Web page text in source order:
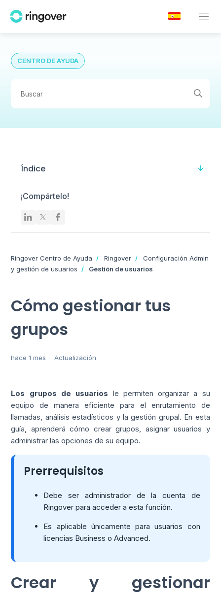
CENTRO DE AYUDA
Índice
¡Compártelo!
Ringover Centro de Ayuda Ringover
Configuración Admin
y gestión de usuarios
Gestión de usuarios
Cómo gestionar tus
grupos
hace 1 mes Actualización
Los grupos de usuarios le permiten organizar a su
equipo de manera eficiente para el enrutamiento de
llamadas, análisis estadísticos y la gestión grupal. En esta
guía, aprenderá cómo crear grupos, asignar usuarios y
administrar las opciones de su equipo.
Prerrequisitos
Debe ser administrador de la cuenta de
Ringover para acceder a esta función.
Es aplicable únicamente para usuarios con
licencias Business o Advanced.
Crear y gestionar